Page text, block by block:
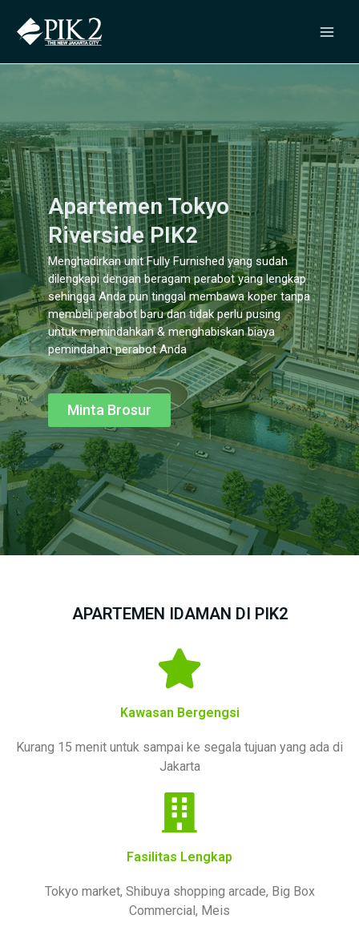
Apartemen Tokyo
Riverside PIK2
Menghadirkan unit Fully Furnished yang sudah
dilengkapi dengan beragam perabot yang lengkap
sehingga Anda pun tinggal membawa koper tanpa
membeli perabot baru dan tidak perlu pusing
untuk memindahkan & menghabiskan biaya
pemindahan perabot Anda
Minta Brosur
APARTEMEN IDAMAN DI PIK2
Kawasan Bergengsi
Kurang 15 menit untuk sampai ke segala tujuan yang ada di
Jakarta
Fasilitas Lengkap
Tokyo market, Shibuya shopping arcade, Big Box
Commercial, Meis